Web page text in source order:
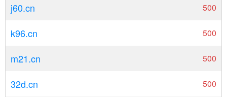
j60.cn 500
k96.cn 500
m21.cn 500
32d.cn 500